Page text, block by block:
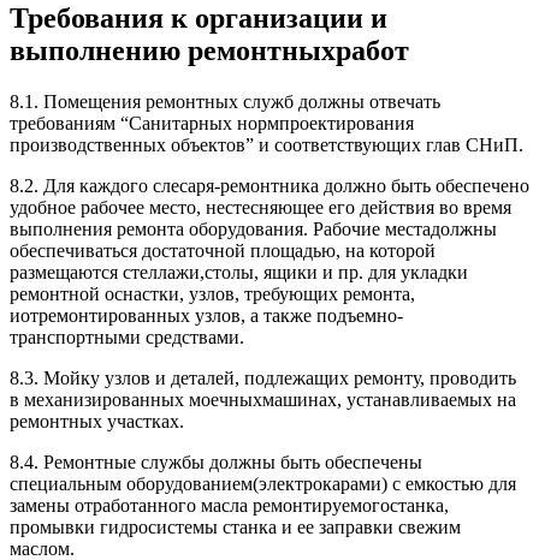
Требования к организации и
выполнению ремонтныхработ
8.1. Помещения ремонтных служб должны отвечать
требованиям “Санитарных нормпроектирования
производственных объектов” и соответствующих глав СНиП.
8.2. Для каждого слесаря-ремонтника должно быть обеспечено
удобное рабочее место, нестесняющее его действия во время
выполнения ремонта оборудования. Рабочие местадолжны
обеспечиваться достаточной площадью, на которой
размещаются стеллажи,столы, ящики и пр. для укладки
ремонтной оснастки, узлов, требующих ремонта,
иотремонтированных узлов, а также подъемно-
транспортными средствами.
8.3. Мойку узлов и деталей, подлежащих ремонту, проводить
в механизированных моечныхмашинах, устанавливаемых на
ремонтных участках.
8.4. Ремонтные службы должны быть обеспечены
специальным оборудованием(электрокарами) с емкостью для
замены отработанного масла ремонтируемогостанка,
промывки гидросистемы станка и ее заправки свежим
маслом.